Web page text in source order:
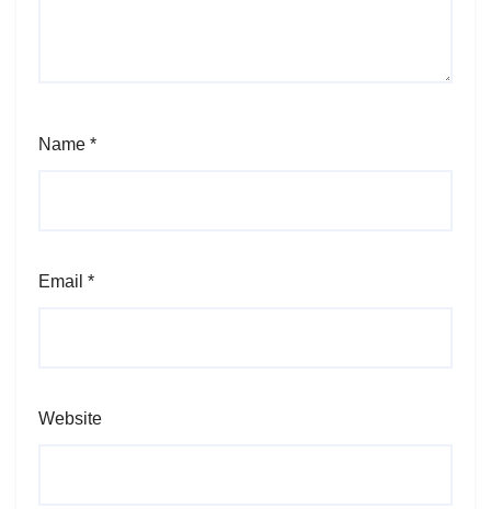
Name *
Email *
Website